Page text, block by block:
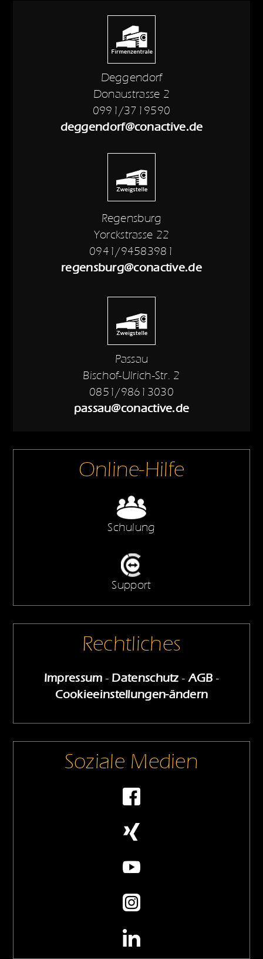
Deggendorf
Donaustrasse 2
0991/3719590
deggendorf@conactive.de
Regensburg
Yorckstrasse 22
0941/94583981
regensburg@conactive.de
Passau
Bischof-Ulrich-Str. 2
0851/98613030
passau@conactive.de
Online-Hilfe
Schulung
Support
Rechtliches
Impressum - Datenschutz -AGB -
Cookieeinstellungen-ändern
Soziale Medien